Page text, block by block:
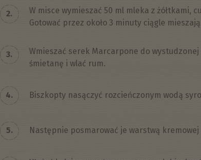
2.
W misce wymieszać 50 ml mleka z żółtkami,
Gotować przez około 3 minuty ciągle
3.
Wmieszać serek Marcarpone do
śmietanę i wlać rum.
4. Biszkopty nasączyć rozcieńczonym wodą
5. Następnie posmarować je warstwą kremowej